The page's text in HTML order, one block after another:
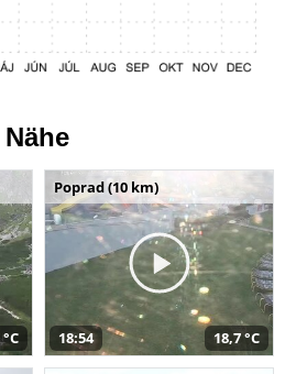
Poprad (10 km)
18:54 18,7 °C